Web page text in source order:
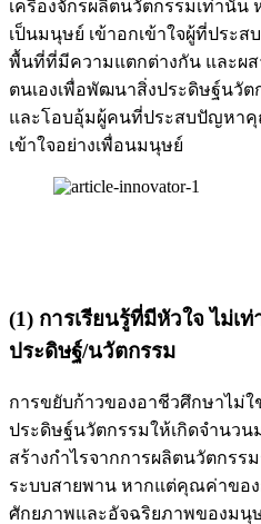
เครื่องจักรผลิตนวัตกรรมเท่านั้น
เป็นมนุษย์ เข้าอกเข้าใจผู้ที่ประ
พื้นที่ที่มีความแตกต่างกัน และผ
ตนเองเพื่อพัฒนาสิ่งประดิษฐ์นวั
และโอบอุ้มผู้คนที่ประสบปัญหา
เข้าใจอย่างเพื่อนมนุษย์
(1) การเรียนรู้ที่มีหัวใจ ไม่เ
ประดิษฐ์/นวัตกรรม
การขยับก้าวของอาชีวศึกษาไม่ใ
ประดิษฐ์นวัตกรรมให้เกิดจำนว
สร้างกำไรจากการผลิตนวัตกรร
ระบบสายพาน หากแต่คุณค่าของ
ศักยภาพและอัจฉริยภาพของมนุ